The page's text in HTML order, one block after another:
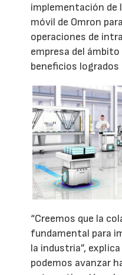
implementación de
móvil de Omron
operaciones de
empresa del
beneficios logrados
“Creemos que la
fundamental para
la industria”,
podemos avanzar